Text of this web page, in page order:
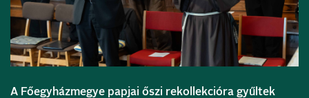
A Főegyházmegye papjai őszi rekollekcióra gyűltek